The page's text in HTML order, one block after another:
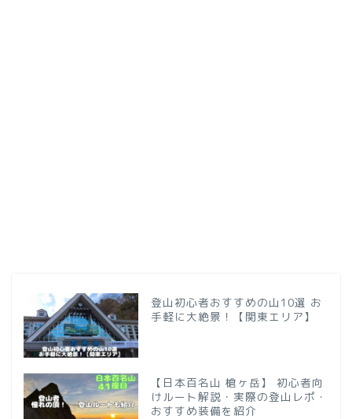
登山初心者おすすめの山10選 お
手軽に大絶景！【関東エリア】
【日本百名山 槍ヶ岳】 初心者向
けルート解説・実際の登山レポ・
おすすめ装備を紹介